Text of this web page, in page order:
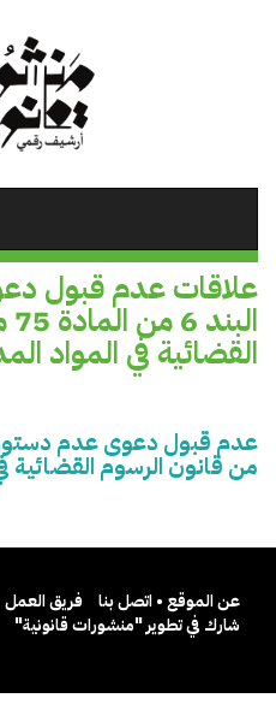
علاقات عدم قبول
القضائية في المواد
من قانون الرسوم القضائية
عن الموقع • اتصل بنا
فريق العمل
شارك في تطوير "منشورات قانونية"